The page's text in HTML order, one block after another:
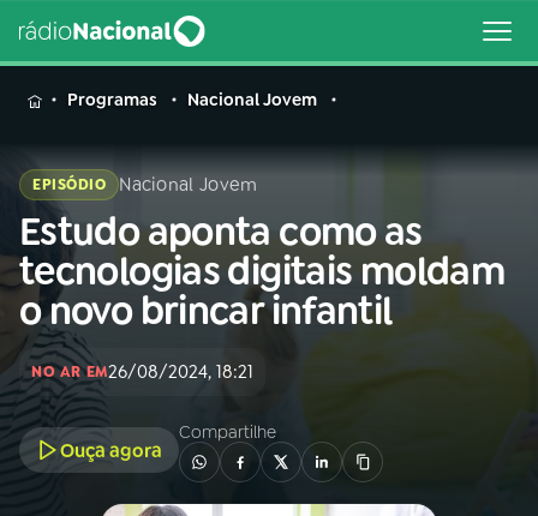
MENU
Buscar
na
Rádio
Nacional
Buscar
Programas Nacional Jovem
EPISÓDIO Nacional Jovem
Estudo aponta como as
tecnologias digitais moldam
o novo brincar infantil
NO AR EM26/08/2024, 18:21
Ouça agora
Compartilhe